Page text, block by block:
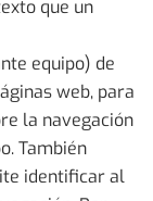
que un
equipo) de
web, para
la navegación
También
identificar al